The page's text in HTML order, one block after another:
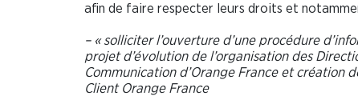
afin de faire respecter leurs droits et
– « solliciter l’ouverture d’une procédure
projet d’évolution de l’organisation des
Communication d’Orange France et création
Client Orange France